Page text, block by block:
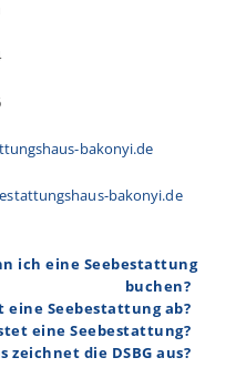
bakonyi.de
bakonyi.de
ich eine Seebestattung
buchen?
eine Seebestattung ab?
eine Seebestattung?
zeichnet die DSBG aus?